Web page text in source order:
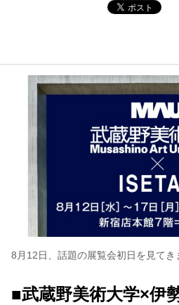
8月12日、話題の展覧会初日を見てき
■武蔵野美術大学×伊
このサイトについて